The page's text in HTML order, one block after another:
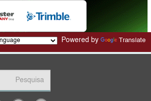
Powered by Translate